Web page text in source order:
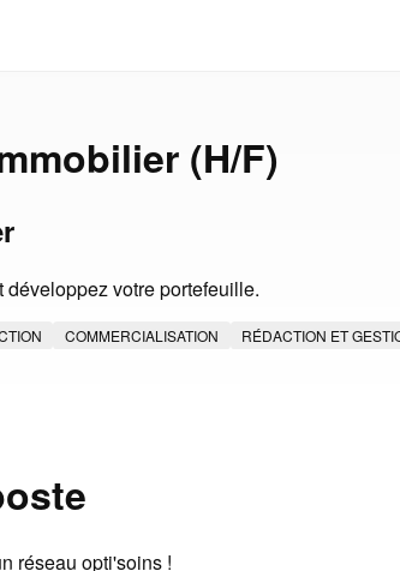
(H/F)
votre portefeuille.
COMMERCIALISATION
RÉDACTION ET
réseau opti'soins !